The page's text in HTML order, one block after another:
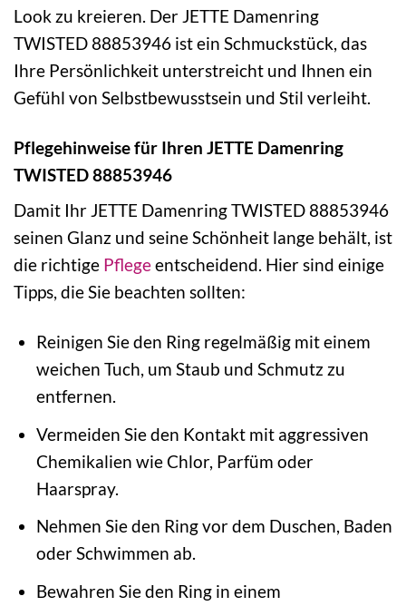
Look zu kreieren. Der JETTE Damenring
TWISTED 88853946 ist ein Schmuckstück, das
Ihre Persönlichkeit unterstreicht und Ihnen ein
Gefühl von Selbstbewusstsein und Stil verleiht.
Pflegehinweise für Ihren JETTE Damenring
TWISTED 88853946
Damit Ihr JETTE Damenring TWISTED 88853946
seinen Glanz und seine Schönheit lange behält, ist
die richtige Pflegeentscheidend. Hier sind einige
Tipps, die Sie beachten sollten:
Reinigen Sie den Ring regelmäßig mit einem
weichen Tuch, um Staub und Schmutz zu
entfernen.
Vermeiden Sie den Kontakt mit aggressiven
Chemikalien wie Chlor, Parfüm oder
Haarspray.
Nehmen Sie den Ring vor dem Duschen, Baden
oder Schwimmen ab.
Bewahren Sie den Ring in einem